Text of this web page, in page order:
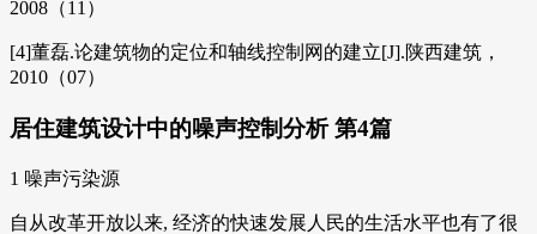
2008（11）
[4]董磊.论建筑物的定位和轴线控制网的建立[J].陕西建筑，
2010（07）
居住建筑设计中的噪声控制分析 第4篇
1 噪声污染源
自从改革开放以来, 经济的快速发展人民的生活水平也有了很